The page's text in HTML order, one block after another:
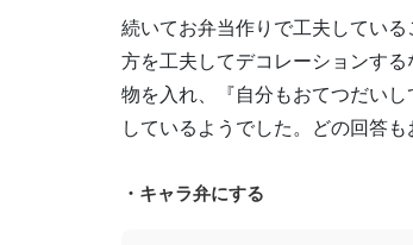
続いてお弁当作りで工夫してい
方を工夫してデコレーションす
物を入れ、『自分もおてつだい
しているようでした。どの回答
・キャラ弁にする